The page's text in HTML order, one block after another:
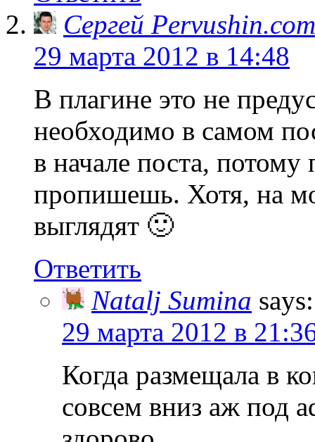
Сергей Pervushin.com
29 марта 2012 в 14:48
В плагине это не
необходимо в самом
в начале поста,
пропишешь. Хотя, на
выглядят 🙂
Ответить
Natalj Sumina says:
29 марта 2012 в
Когда размещала в
совсем вниз аж под